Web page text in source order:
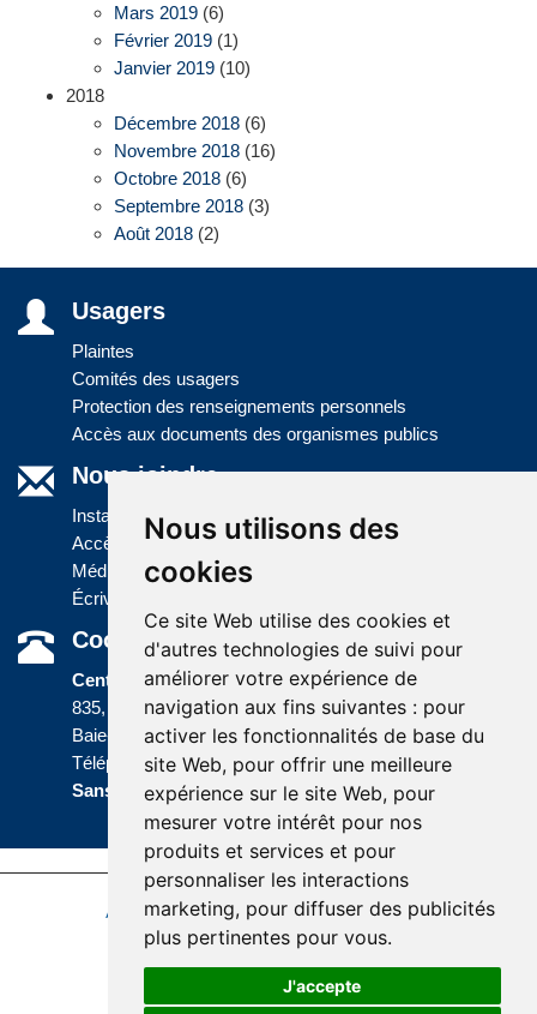
Nous utilisons des
cookies
Ce site Web utilise des cookies et
d'autres technologies de suivi pour
améliorer votre expérience de
navigation aux fins suivantes : pour
activer les fonctionnalités de base du
site Web, pour offrir une meilleure
expérience sur le site Web, pour
mesurer votre intérêt pour nos
produits et services et pour
personnaliser les interactions
marketing, pour diffuser des publicités
plus pertinentes pour vous.
J'accepte
Mars 2019 (6)
Février 2019 (1)
Janvier 2019 (10)
2018
Décembre 2018 (6)
Novembre 2018 (16)
Octobre 2018 (6)
Septembre 2018 (3)
Août 2018 (2)
Usagers
Plaintes
Comités des usagers
Protection des renseignements personnels
Accès aux documents des organismes publics
Nous joindre
Installations
Accès à l'information
Médias
Écrivez-nous
Coordonnées
Centre administratif
835, boulevard Jolliet
Baie-Comeau (Québec) G5C 1P5
Téléphone :418 589-9845 ou
Sans frais : 1 800 463-5142
Accessibilité Plan du site
Politique de confidentialité
Réalisation du site